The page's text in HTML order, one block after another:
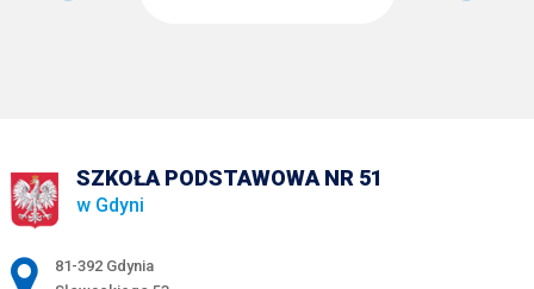
SZKOŁA PODSTAWOWA NR 51
w Gdyni
Adres pocztowy:
81-392 Gdynia